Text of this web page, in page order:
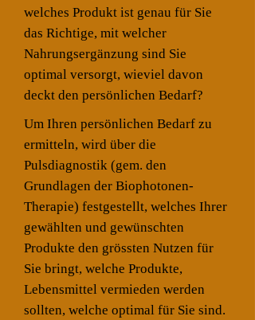
welches Produkt ist genau für Sie
das Richtige, mit welcher
Nahrungsergänzung sind Sie
optimal versorgt, wieviel davon
deckt den persönlichen Bedarf?
Um Ihren persönlichen Bedarf zu
ermitteln, wird über die
Pulsdiagnostik (gem. den
Grundlagen der Biophotonen-
Therapie) festgestellt, welches Ihrer
gewählten und gewünschten
Produkte den grössten Nutzen für
Sie bringt, welche Produkte,
Lebensmittel vermieden werden
sollten, welche optimal für Sie sind.